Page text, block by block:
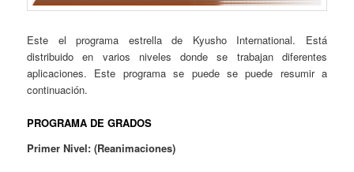
Este el programa estrella de Kyusho International. Está
distribuido en varios niveles donde se trabajan diferentes
aplicaciones. Este programa se puede se puede resumir a
continuación.
PROGRAMA DE GRADOS
Primer Nivel: (Reanimaciones)